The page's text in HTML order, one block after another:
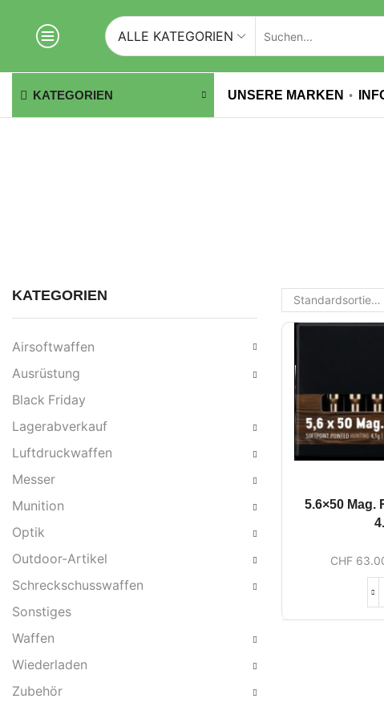
ALLE KATEGORIEN
KATEGORIEN UNSERE MARKEN
5.6×50 Mag.
CHF
KATEGORIEN
Airsoftwaffen
Ausrüstung
Black Friday
Lagerabverkauf
Luftdruckwaffen
Messer
Munition
Optik
Outdoor-Artikel
Schreckschusswaffen
Sonstiges
Waffen
Wiederladen
Zubehör